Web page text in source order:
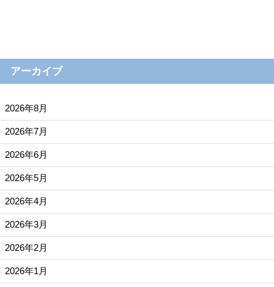
アーカイブ
2026年8月
2026年7月
2026年6月
2026年5月
2026年4月
2026年3月
2026年2月
2026年1月